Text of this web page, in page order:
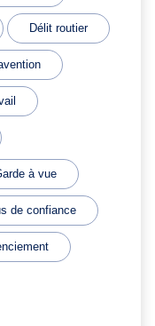
Délit routier
à vue
de confiance